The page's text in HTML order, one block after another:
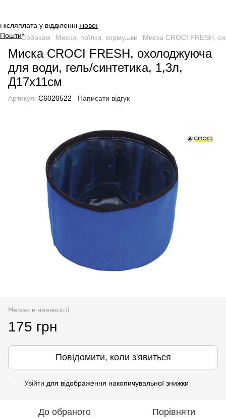
Собакам Миски, поїлки, кормушки Миска CROCI FRESH,
Миска CROCI FRESH, охолоджуюча
для води, гель/синтетика, 1,3л,
Д17х11см
Артикул: C6020522 Написати відгук
Немає в наявності
175 грн
Повідомити, коли з'явиться
Увійти для відображення накопичувальної знижки
До обраного Порівняти
Післяплата у відділенні Нової
Пошти*